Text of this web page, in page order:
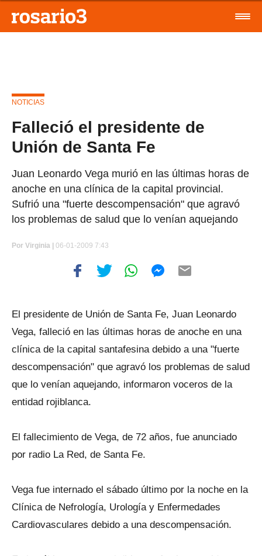
NOTICIAS
Falleció el presidente de
Unión de Santa Fe
Juan Leonardo Vega murió en las últimas horas de
anoche en una clínica de la capital provincial.
Sufrió una "fuerte descompensación" que agravó
los problemas de salud que lo venían aquejando
Por Virginia | 06-01-2009 7:43
El presidente de Unión de Santa Fe, Juan Leonardo
Vega, falleció en las últimas horas de anoche en una
clínica de la capital santafesina debido a una "fuerte
descompensación" que agravó los problemas de salud
que lo venían aquejando, informaron voceros de la
entidad rojiblanca.
El fallecimiento de Vega, de 72 años, fue anunciado
por radio La Red, de Santa Fe.
Vega fue internado el sábado último por la noche en la
Clínica de Nefrología, Urología y Enfermedades
Cardiovasculares debido a una descompensación.